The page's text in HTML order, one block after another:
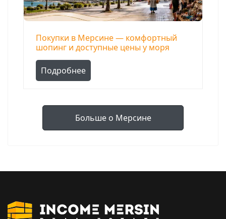
Покупки в Мерсине — комфортный
шопинг и доступные цены у моря
Подробнее
Больше о Мерсине